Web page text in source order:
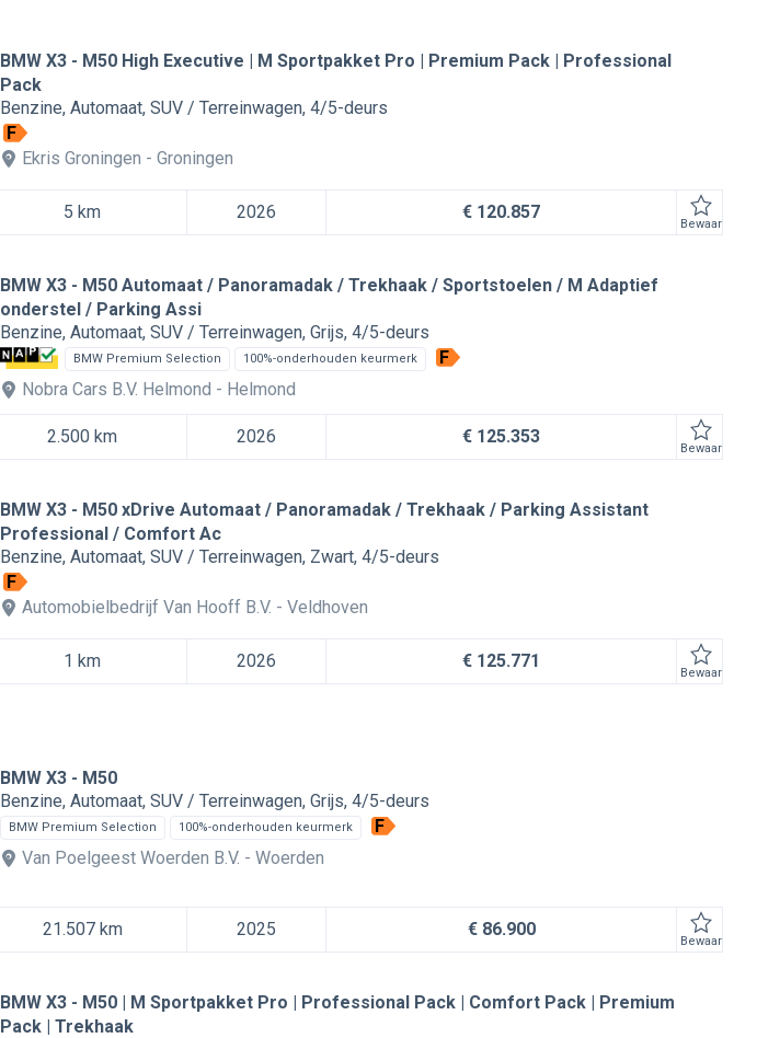
BMW X3
M50 High Executive | M Sportpakket Pro | Premium Pack | Professional
Pack
Benzine Automaat SUV / Terreinwagen 4/5-deurs
F
Ekris Groningen
Groningen
5 km 2026 € 120.857
Bewaar
BMW X3
M50 Automaat / Panoramadak / Trekhaak / Sportstoelen / M Adaptief
onderstel / Parking Assi
Benzine Automaat SUV / Terreinwagen Grijs 4/5-deurs
BMW Premium Selection 100%-onderhouden keurmerk
F
Nobra Cars B.V. Helmond
Helmond
2.500 km 2026 € 125.353
Bewaar
BMW X3
M50 xDrive Automaat / Panoramadak / Trekhaak / Parking Assistant
Professional / Comfort Ac
Benzine Automaat SUV / Terreinwagen Zwart 4/5-deurs
F
Automobielbedrijf Van Hooff B.V.
Veldhoven
1 km 2026 € 125.771
Bewaar
BMW X3
M50
Benzine Automaat SUV / Terreinwagen Grijs 4/5-deurs
BMW Premium Selection 100%-onderhouden keurmerk
F
Van Poelgeest Woerden B.V.
Woerden
21.507 km 2025 € 86.900
Bewaar
BMW X3
M50 | M Sportpakket Pro | Professional Pack | Comfort Pack | Premium
Pack | Trekhaak